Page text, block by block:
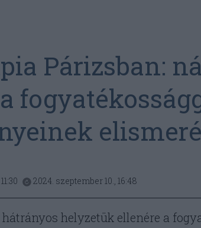
Párizsban:
2024. szeptember 10., 16:48
helyzetük ellenére a